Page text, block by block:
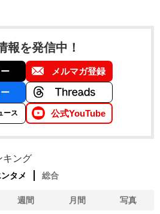
報を発信中！
メルマガ登録
ース 公式YouTube
キング
タメ 総合
週間 月間 写真